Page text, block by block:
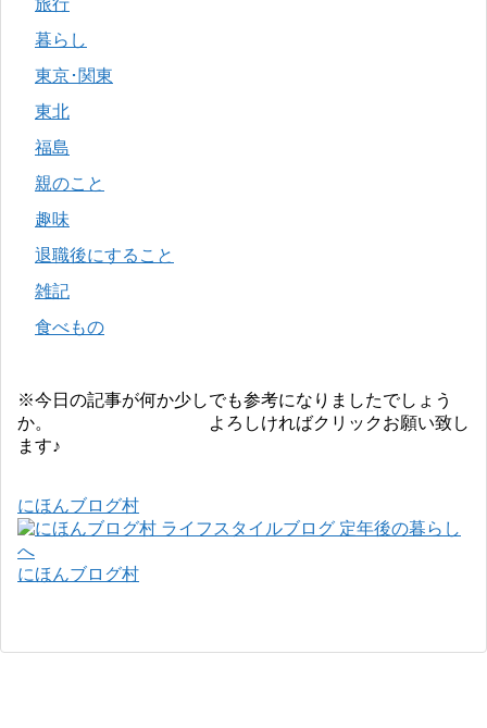
暮らし
東京･関東
東北
福島
親のこと
趣味
退職後にすること
雑記
食べもの
※今日の記事が何か少しでも参考になりましたでしょう
か。 よろしければクリックお願い致し
ます♪
にほんブログ村
にほんブログ村